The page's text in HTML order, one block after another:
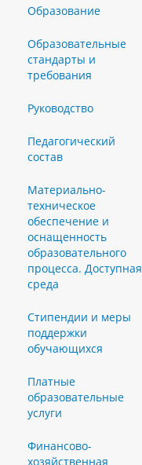
Образование
Образовательные
стандарты и
требования
Руководство
Педагогический
состав
Материально-
техническое
обеспечение и
оснащенность
образовательного
процесса. Доступная
среда
Стипендии и меры
поддержки
обучающихся
Платные
образовательные
услуги
Финансово-
хозяйственная